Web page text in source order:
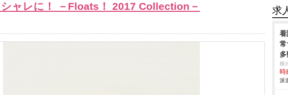
ャレに！ －Floats！ 2017 Collection－ 求
看
常
株
時
派